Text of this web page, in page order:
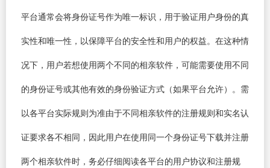
平台通常会将身份证号作为唯一标识，用于验证用户身份的真
实性和唯一性，以保障平台的安全性和用户的权益。在这种情
况下，用户若想使用两个不同的相亲软件，可能需要使用不同
的身份证号或其他有效的身份验证方式（如果平台允许）。需
以各平台实际规则为准由于不同相亲软件的注册规则和实名认
证要求各不相同，因此用户在使用同一个身份证号下载并注册
两个相亲软件时，务必仔细阅读各平台的用户协议和注册规